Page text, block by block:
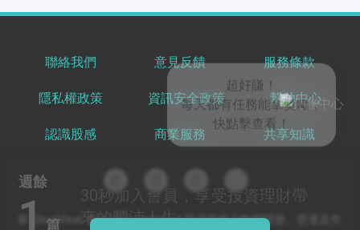
週餘
1 篇
30秒加入會員，享受投資理財帶
來的豐沛人生
聯絡我們 意見反饋 服務條款
隱私權政策 資訊安全政策 幫助中心
認識股感 商業服務 共享知識
© Stockfeel. All rights reserved 股感服務之軟體開發、營運及作
出國就缺這咖？股
感會員免費帶回
家！
更多任務